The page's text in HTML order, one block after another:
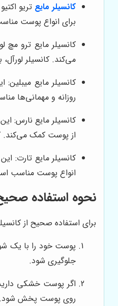
کانسیلر مایع تریو
برای انواع پوست
می‌کند. کانسیلر
کانسیلر مایع
روزانه و مهمانی‌ها
کانسیلر مایع نارس:
از پوست کمک می‌کند.
کانسیلر مایع تارت:
انواع پوست مناسب
نحوه استفاده
برای استفاده صحیح از
پوست خود را با یک
جلوگیری شود.
اگر پوست خشکی
روی پوست پخش شود.